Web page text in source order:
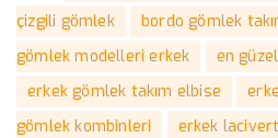
çizgili gömlek
bordo gömlek
gömlek modelleri erkek
en
erkek gömlek takım elbise
gömlek kombinleri
erkek